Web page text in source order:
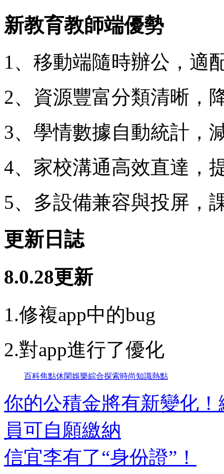
新教育教師端優勢
1、移動端隨時辦公，適
2、資源豐富分類清晰，
3、學情數據自動統計，
4、家校溝通高效直達，
5、多設備兼容與投屏，
更新日誌
8.0.28更新
1.修複app中的bug
2.對app進行了優化
百科焦點休閑娛樂綜合探索時尚知識熱點
你的公積金將有新變化
員可自願繳納
信宜李有了“身份證”！